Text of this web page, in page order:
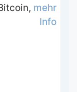
mehr
Info